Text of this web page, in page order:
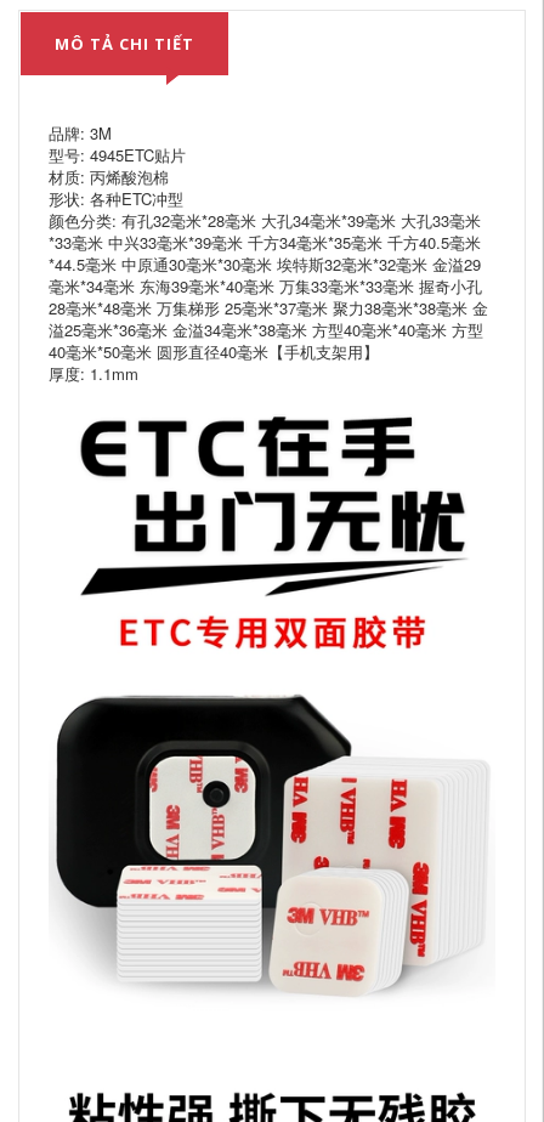
MÔ TẢ CHI TIẾT
品牌: 3M
型号: 4945ETC贴片
材质: 丙烯酸泡棉
形状: 各种ETC冲型
颜色分类: 有孔32毫米*28毫米 大孔34毫米*39毫米 大孔33毫米
*33毫米 中兴33毫米*39毫米 千方34毫米*35毫米 千方40.5毫米
*44.5毫米 中原通30毫米*30毫米 埃特斯32毫米*32毫米 金溢29
毫米*34毫米 东海39毫米*40毫米 万集33毫米*33毫米 握奇小孔
28毫米*48毫米 万集梯形 25毫米*37毫米 聚力38毫米*38毫米 金
溢25毫米*36毫米 金溢34毫米*38毫米 方型40毫米*40毫米 方型
40毫米*50毫米 圆形直径40毫米【手机支架用】
厚度: 1.1mm